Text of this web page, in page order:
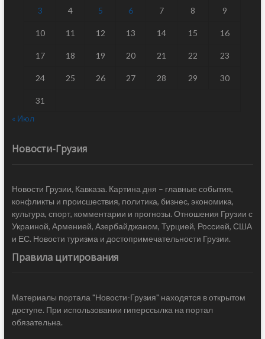
3 4 5 6 7 8 9
10 11 12 13 14 15 16
17 18 19 20 21 22 23
24 25 26 27 28 29 30
31
« Июл
Новости-Грузия
Новости Грузии, Кавказа. Картина дня – главные события,
конфликты и происшествия, политика, бизнес, экономика,
культура, спорт, комментарии и прогнозы. Отношения Грузии с
Украиной, Арменией, Азербайджаном, Турцией, Россией, США
и ЕС. Новости туризма и достопримечательности Грузии.
Правила цитирования
Материалы портала "Новости-Грузия" находятся в открытом
доступе. При использовании гиперссылка на портал
обязательна.